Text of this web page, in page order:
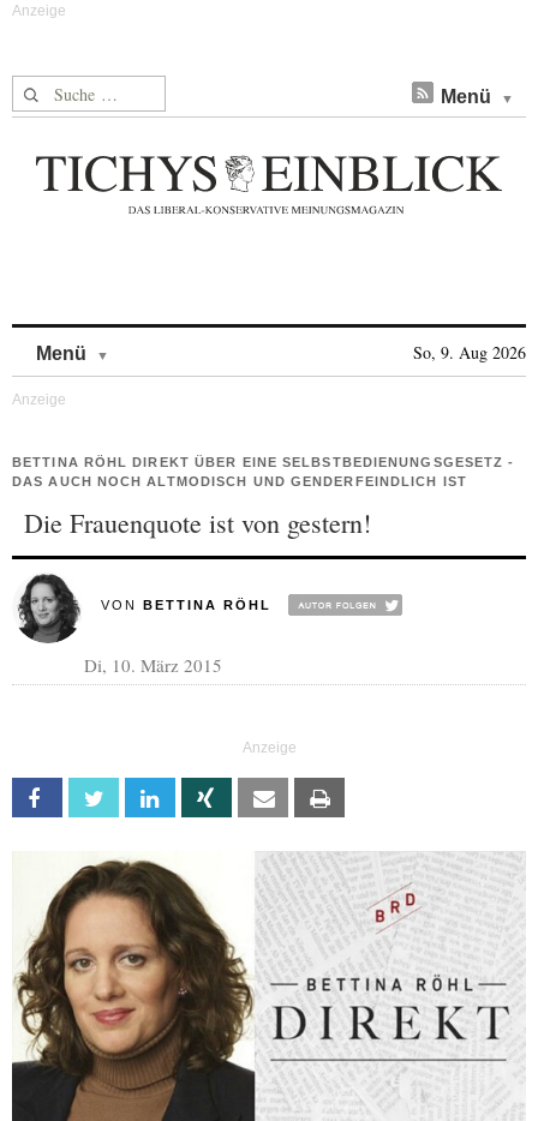
Suche nach: Menü
Menü So, 9. Aug 2026
BETTINA RÖHL DIREKT ÜBER EINE SELBSTBEDIENUNGSGESETZ -
DAS AUCH NOCH ALTMODISCH UND GENDERFEINDLICH IST
Die Frauenquote ist von gestern!
VON BETTINA RÖHL
Di, 10. März 2015
Facebook Twitter Linkedin Xing Email